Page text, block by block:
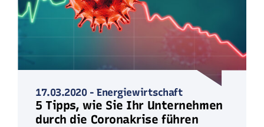
17.03.2020 -Energiewirtschaft
5 Tipps, wie Sie Ihr Unternehmen
durch die Coronakrise führen